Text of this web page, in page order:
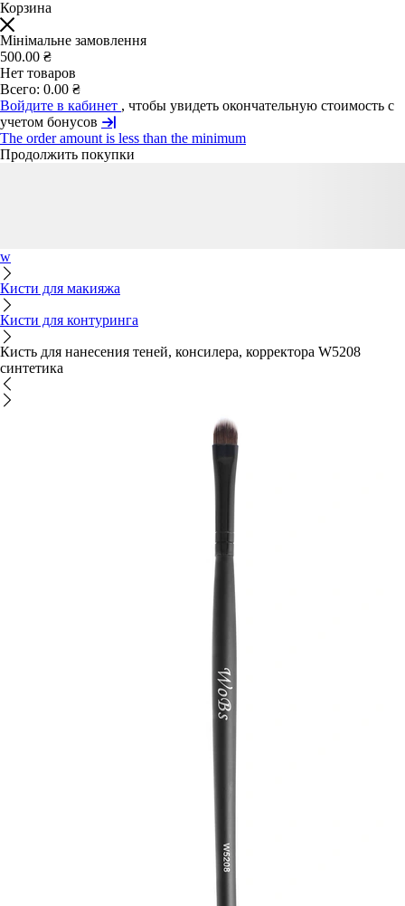
Корзина
Мінімальне замовлення
500.00 ₴
Нет товаров
Всего: 0.00 ₴
Войдите в кабинет , чтобы увидеть окончательную стоимость с
учетом бонусов
The order amount is less than the minimum
Продолжить покупки
w
Кисти для макияжа
Кисти для контуринга
Кисть для нанесения теней, консилера, корректора W5208
синтетика